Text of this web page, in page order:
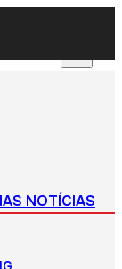
NOTÍCIAS